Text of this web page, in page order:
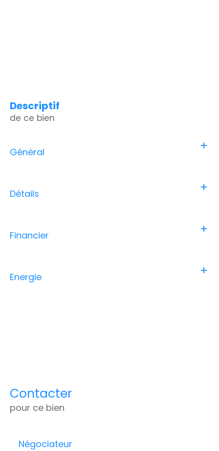
descriptif
de ce bien
Général
Détails
Financier
Energie
Contacter
pour ce bien
Négociateur